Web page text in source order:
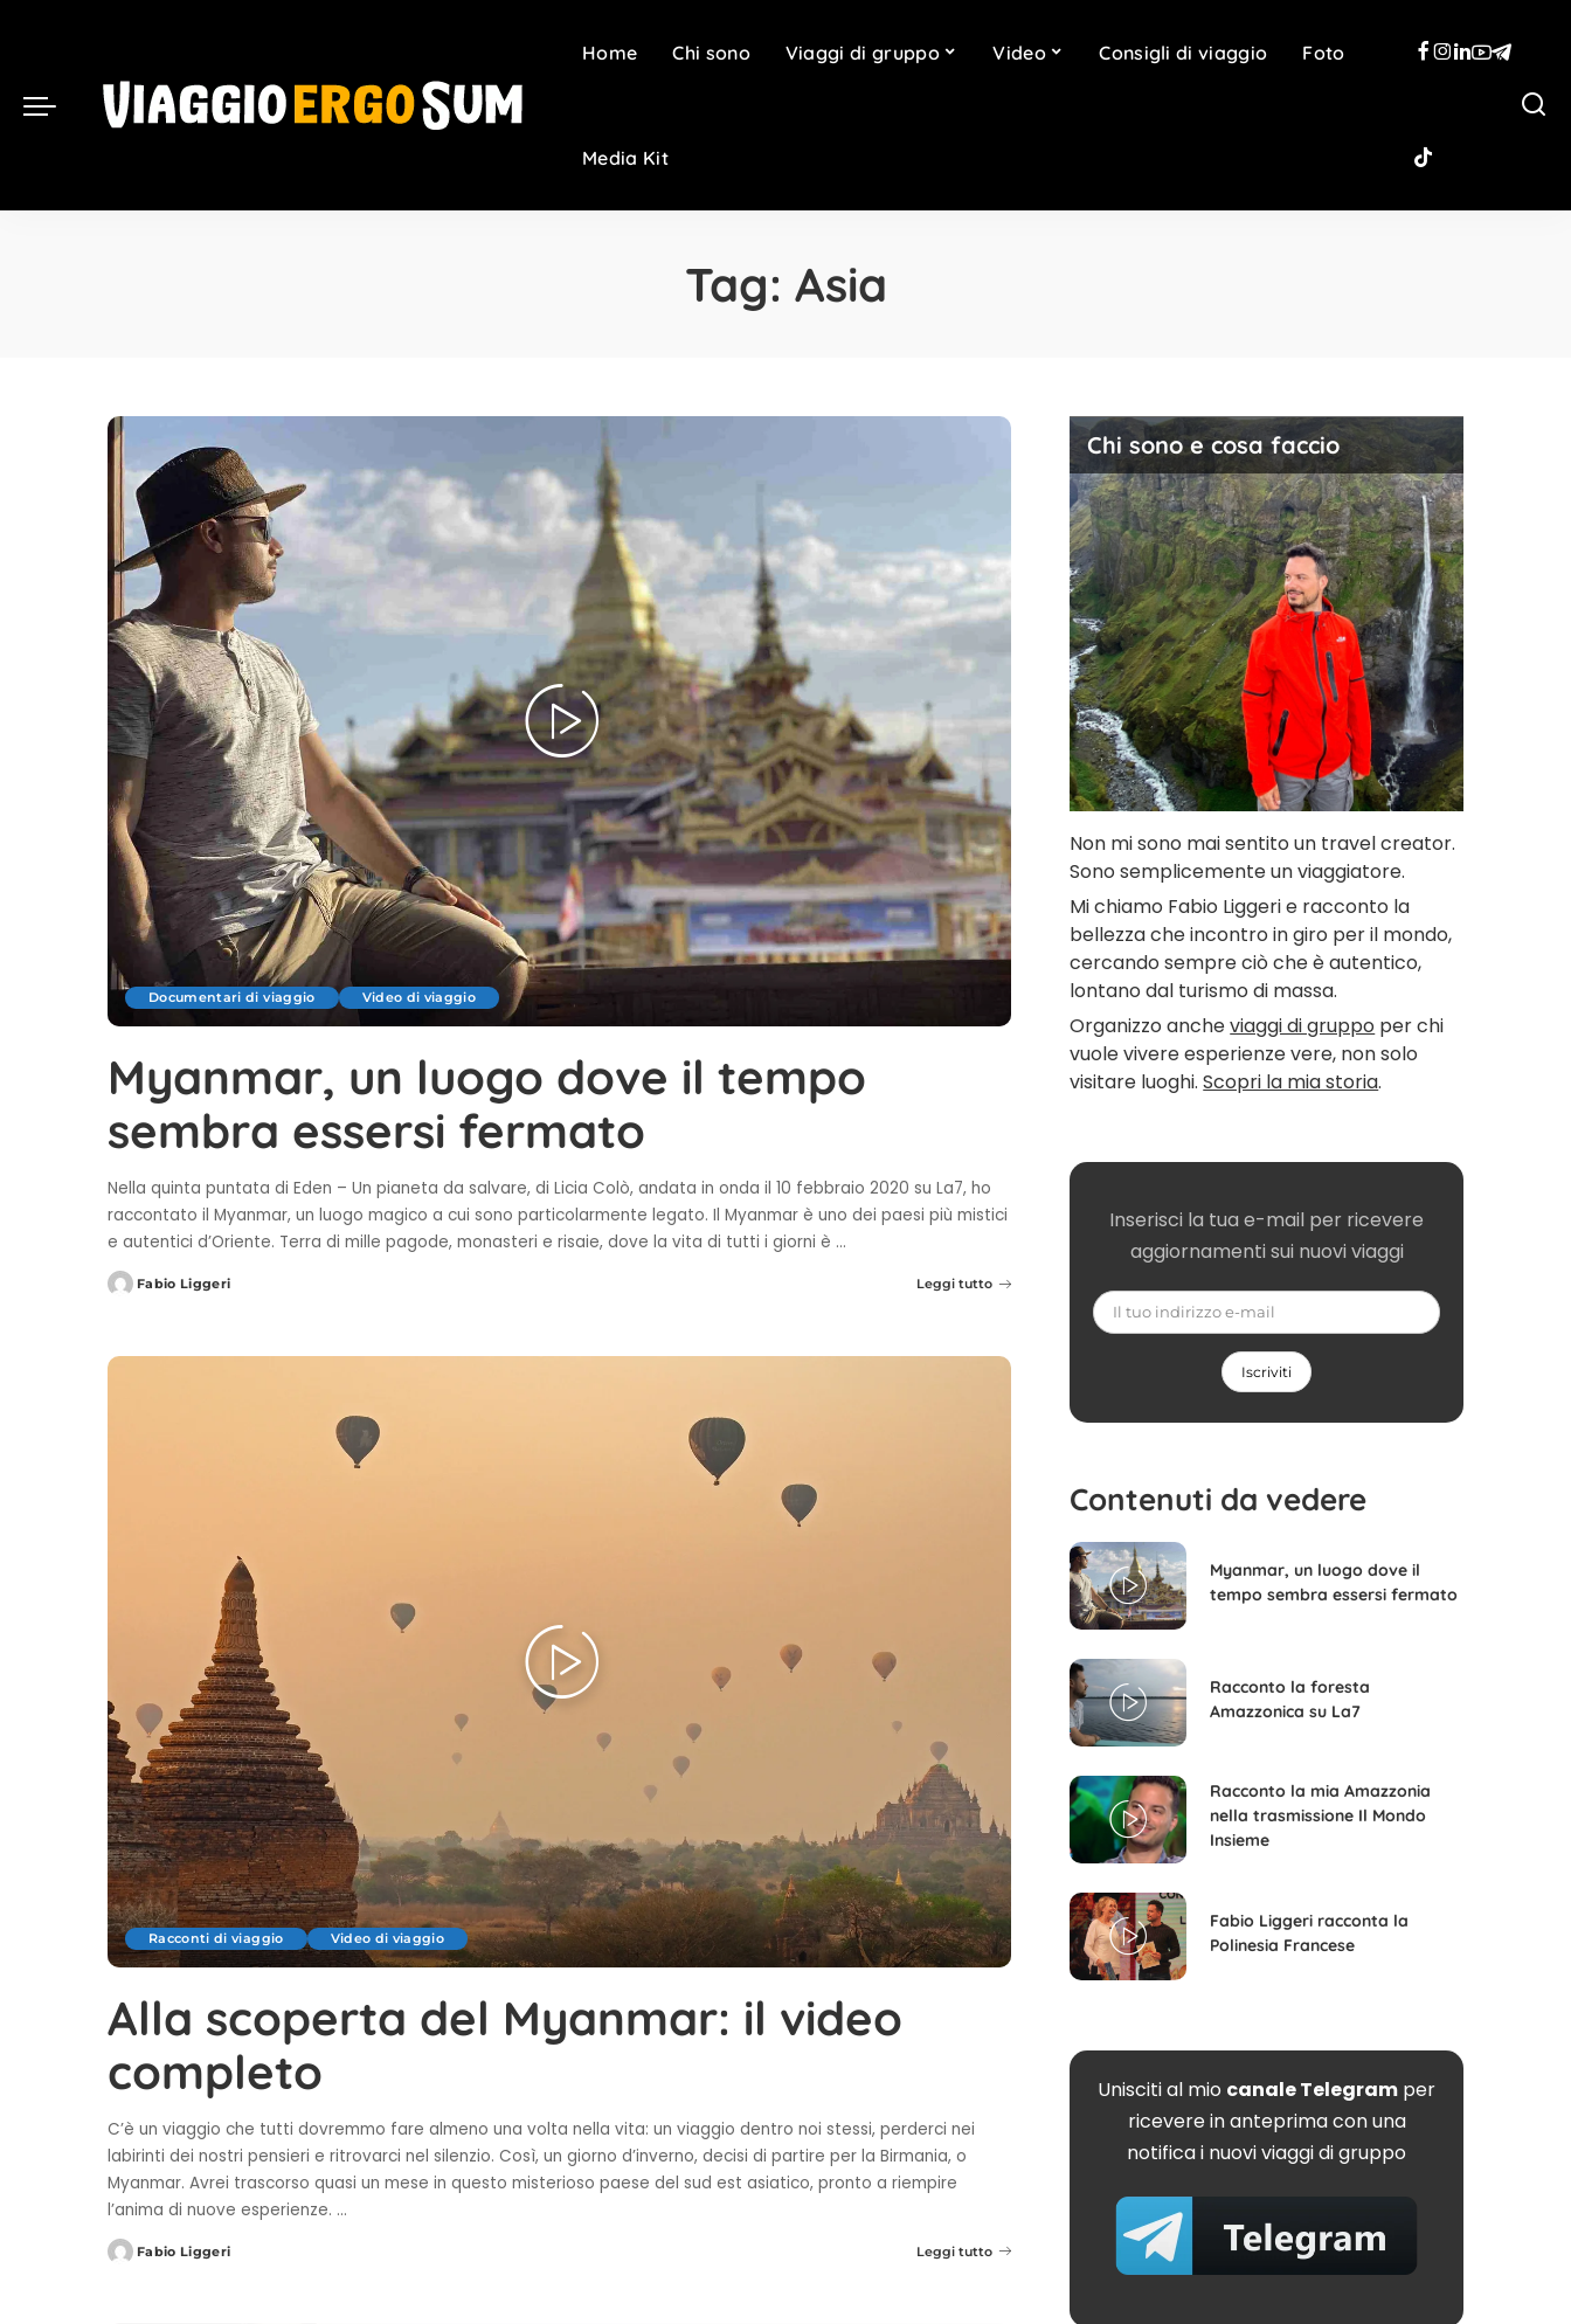
Home Chi sono Viaggi di gruppo Video Consigli di viaggio Foto
Media Kit
Tag: Asia
Documentari di viaggio Video di viaggio
Myanmar, un luogo dove il tempo
sembra essersi fermato
Nella quinta puntata di Eden – Un pianeta da salvare, di Licia Colò, andata in onda il 10 febbraio 2020 su La7, ho
raccontato il Myanmar, un luogo magico a cui sono particolarmente legato. Il Myanmar è uno dei paesi più mistici
e autentici d’Oriente. Terra di mille pagode, monasteri e risaie, dove la vita di tutti i giorni è ...
Posted
Fabio Liggeri Leggi tutto
Racconti di viaggio Video di viaggio
Alla scoperta del Myanmar: il video
completo
C’è un viaggio che tutti dovremmo fare almeno una volta nella vita: un viaggio dentro noi stessi, perderci nei
labirinti dei nostri pensieri e ritrovarci nel silenzio. Così, un giorno d’inverno, decisi di partire per la Birmania, o
Myanmar. Avrei trascorso quasi un mese in questo misterioso paese del sud est asiatico, pronto a riempire
l’anima di nuove esperienze. ...
Posted
Fabio Liggeri Leggi tutto
Chi sono e cosa faccio
Non mi sono mai sentito un travel creator.
Sono semplicemente un viaggiatore.
Mi chiamo Fabio Liggeri e racconto la
bellezza che incontro in giro per il mondo,
cercando sempre ciò che è autentico,
lontano dal turismo di massa.
Organizzo ancheviaggi di gruppo per chi
vuole vivere esperienze vere, non solo
visitare luoghi.Scopri la mia storia.
Inserisci la tua e-mail per ricevere
aggiornamenti sui nuovi viaggi
Contenuti da vedere
Myanmar, un luogo dove il
tempo sembra essersi fermato
Racconto la foresta
Amazzonica su La7
Racconto la mia Amazzonia
nella trasmissione Il Mondo
Insieme
Fabio Liggeri racconta la
Polinesia Francese
Unisciti al mio canale Telegram per
ricevere in anteprima con una
notifica i nuovi viaggi di gruppo